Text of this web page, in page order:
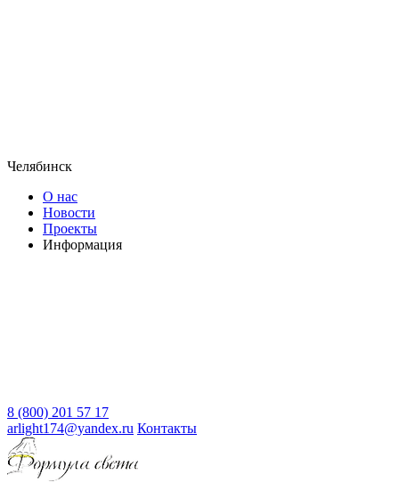
Челябинск
О нас
Новости
Проекты
Информация
8 (800) 201 57 17
arlight174@yandex.ru Контакты